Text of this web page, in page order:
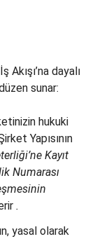
dayalı
sunar:
hukuki
Yapısının
Kayıt
Numarası
.
yasal olarak